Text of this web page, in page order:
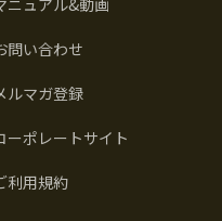
ニュアル&動画
問い合わせ
ルマガ登録
ーポレートサイト
利用規約